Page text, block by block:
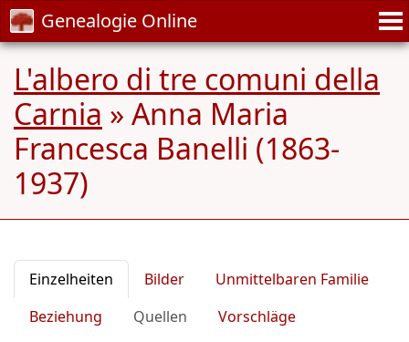
Genealogie Online
L'albero di tre comuni della
Carnia » Anna Maria
Francesca Banelli (1863-
1937)
Einzelheiten Bilder
Unmittelbaren Familie
Beziehung
Quellen
Vorschläge